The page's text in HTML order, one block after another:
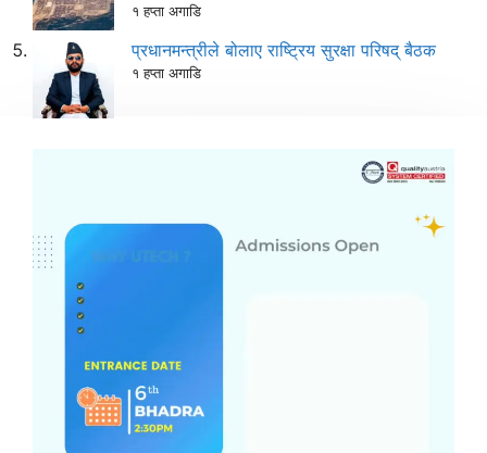
१ हप्ता अगाडि
प्रधानमन्त्रीले बोलाए राष्ट्रिय सुरक्षा परिषद् बैठक
१ हप्ता अगाडि